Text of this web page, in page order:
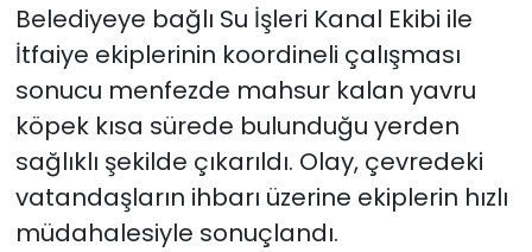
Belediyeye bağlı Su İşleri Kanal Ekibi ile
İtfaiye ekiplerinin koordineli çalışması
sonucu menfezde mahsur kalan yavru
köpek kısa sürede bulunduğu yerden
sağlıklı şekilde çıkarıldı. Olay, çevredeki
vatandaşların ihbarı üzerine ekiplerin hızlı
müdahalesiyle sonuçlandı.